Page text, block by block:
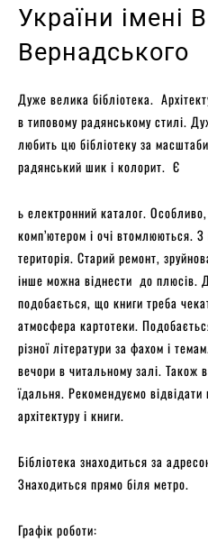
України імені
Вернадського
Дуже велика бібліотека.
в типовому радянському стилі.
любить цю бібліотеку за
радянський шик і колорит. Є
ь електронний каталог.
комп’ютером і очі втомлюються.
територія. Старий ремонт,
інше можна віднести до плюсів.
подобається, що книги треба
атмосфера картотеки.
різної літератури за фахом і
вечори в читальному залі. Також
їдальня. Рекомендуємо
архітектуру і книги.
Бібліотека знаходиться за
Знаходиться прямо біля метро.
Графік роботи: